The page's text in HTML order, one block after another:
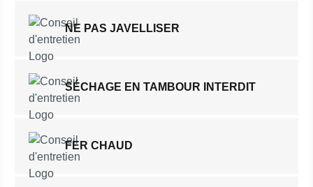
NE PAS JAVELLISER
SÉCHAGE EN TAMBOUR INTERDIT
FER CHAUD